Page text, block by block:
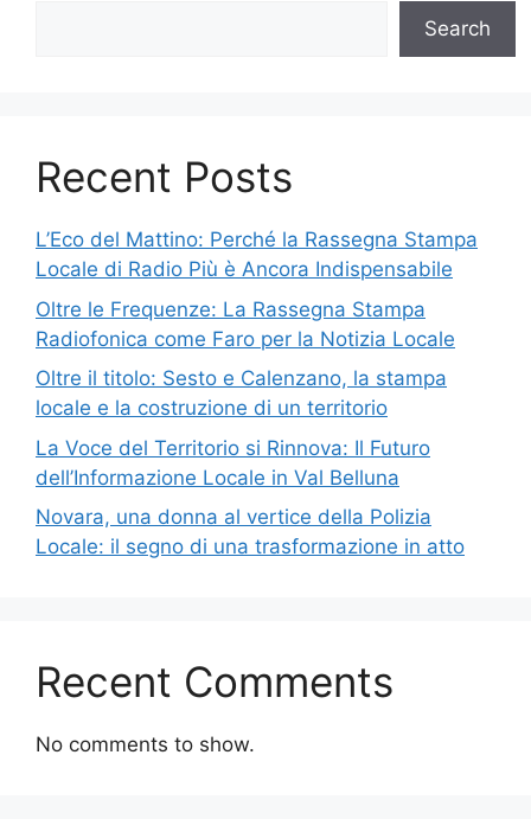
Search
Recent Posts
L’Eco del Mattino: Perché la Rassegna Stampa
Locale di Radio Più è Ancora Indispensabile
Oltre le Frequenze: La Rassegna Stampa
Radiofonica come Faro per la Notizia Locale
Oltre il titolo: Sesto e Calenzano, la stampa
locale e la costruzione di un territorio
La Voce del Territorio si Rinnova: Il Futuro
dell’Informazione Locale in Val Belluna
Novara, una donna al vertice della Polizia
Locale: il segno di una trasformazione in atto
Recent Comments
No comments to show.